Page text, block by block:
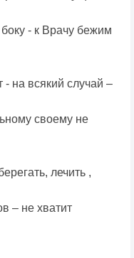
- к Врачу бежим
- на всякий случай –
своему не
лечить ,
– не хватит